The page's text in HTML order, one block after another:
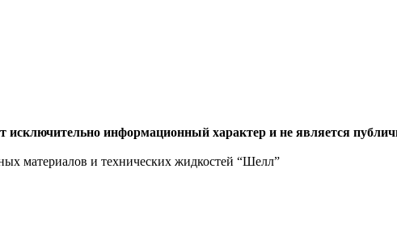
исключительно информационный характер и не является
материалов и технических жидкостей “Шелл”